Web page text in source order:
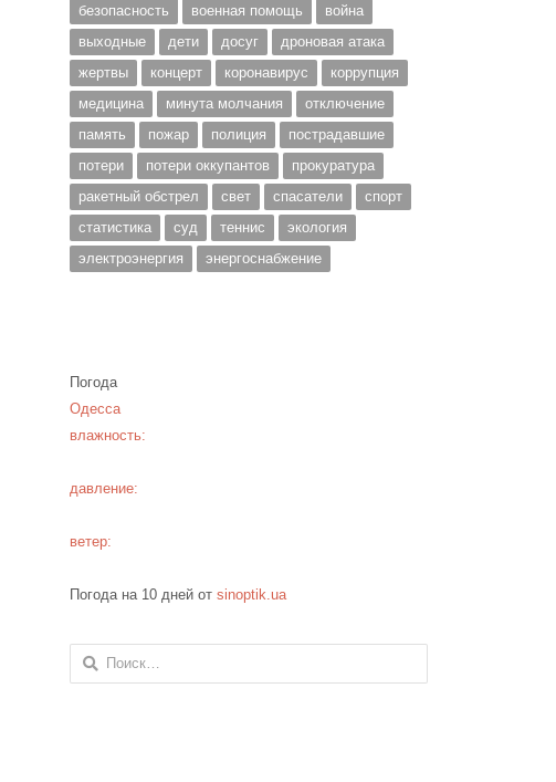
безопасность
военная помощь
война
выходные
дети досуг
дроновая атака
жертвы
концерт коронавирус
коррупция
медицина
минута молчания
отключение
память
пожар полиция
пострадавшие
потери
потери оккупантов
прокуратура
ракетный обстрел
свет спасатели
спорт
статистика
суд теннис
экология
электроэнергия
энергоснабжение
Погода
Одесса
влажность:
давление:
ветер:
Погода на 10 дней отsinoptik.ua
Найти: